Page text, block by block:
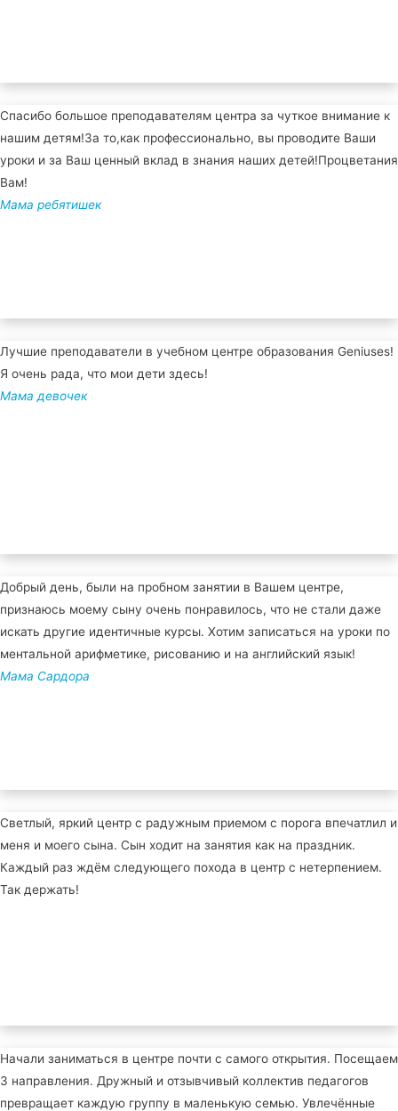
Спасибо большое преподавателям центра за чуткое внимание к
нашим детям!За то,как профессионально, вы проводите Ваши
уроки и за Ваш ценный вклад в знания наших детей!Процветания
Вам!
Мама ребятишек
Лучшие преподаватели в учебном центре образования Geniuses!
Я очень рада, что мои дети здесь!
Мама девочек
Добрый день, были на пробном занятии в Вашем центре,
признаюсь моему сыну очень понравилось, что не стали даже
искать другие идентичные курсы. Хотим записаться на уроки по
ментальной арифметике, рисованию и на английский язык!
Мама Сардора
Светлый, яркий центр с радужным приемом с порога впечатлил и
меня и моего сына. Сын ходит на занятия как на праздник.
Каждый раз ждём следующего похода в центр с нетерпением.
Так держать!
Начали заниматься в центре почти с самого открытия. Посещаем
3 направления. Дружный и отзывчивый коллектив педагогов
превращает каждую группу в маленькую семью. Увлечённые